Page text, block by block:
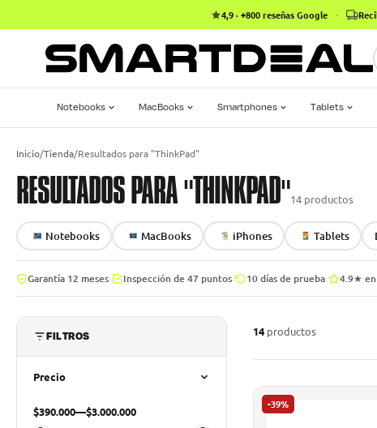
4,9 · +800 reseñas Google ·
Notebooks MacBooks Smartphones Tablets
Inicio/Tienda/Resultados para "ThinkPad"
RESULTADOS PARA "THINKPAD"14 productos
Notebooks MacBooks iPhones Tablets
Garantía 12 meses Inspección de 47 puntos 10 días de prueba 4.9★
FILTROS
Precio
$390.000—$3.000.000
14 productos
-39%